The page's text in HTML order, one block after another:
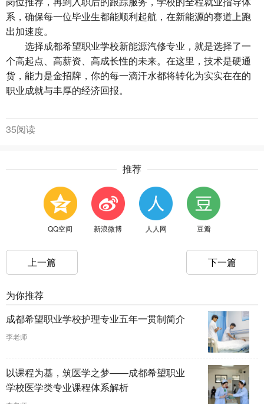
系，确保每一位毕业生都能顺利起航，在新能源的赛道上跑
出加速度。
选择成都希望职业学校新能源汽修专业，就是选择了一
个高起点、高薪资、高成长性的未来。在这里，技术是硬通
货，能力是金招牌，你的每一滴汗水都将转化为实实在在的
职业成就与丰厚的经济回报。
35阅读
推荐
QQ空间 新浪微博 人人网 豆瓣
上一篇 下一篇
为你推荐
成都希望职业学校护理专业五年一贯制简介
李老师
以课程为基，筑医学之梦——成都希望职业
学校医学类专业课程体系解析